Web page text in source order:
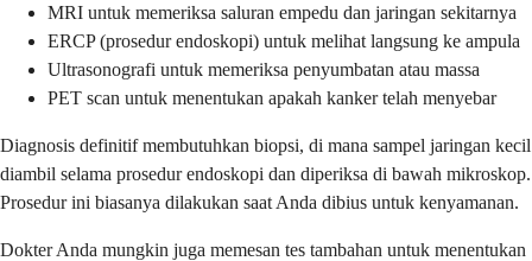
MRI untuk memeriksa saluran empedu dan jaringan sekitarnya
ERCP (prosedur endoskopi) untuk melihat langsung ke ampula
Ultrasonografi untuk memeriksa penyumbatan atau massa
PET scan untuk menentukan apakah kanker telah menyebar
Diagnosis definitif membutuhkan biopsi, di mana sampel jaringan kecil
diambil selama prosedur endoskopi dan diperiksa di bawah mikroskop.
Prosedur ini biasanya dilakukan saat Anda dibius untuk kenyamanan.
Dokter Anda mungkin juga memesan tes tambahan untuk menentukan